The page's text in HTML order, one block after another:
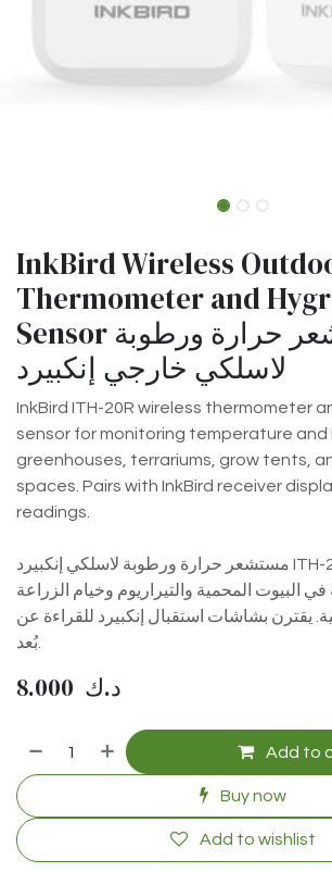
InkBird Wireless
Thermometer and
Sensor مستشعر حرارة ورطوبة
لاسلكي خارجي إنكبيرد
InkBird ITH-20R wireless thermometer
sensor for monitoring temperature and
greenhouses, terrariums, grow tents,
spaces. Pairs with InkBird receiver
readings.
مستشعر حرارة ورطوبة لاسلكي إنكبيرد ITH-20R لمراقبة الحرارة
البيوت المحمية والتيراريوم وخيام الزراعة
يقترن بشاشات استقبال إنكبيرد للقراءة عن
بُعد.
8.000 د.ك
Add to
Buy now
Add to wishlist